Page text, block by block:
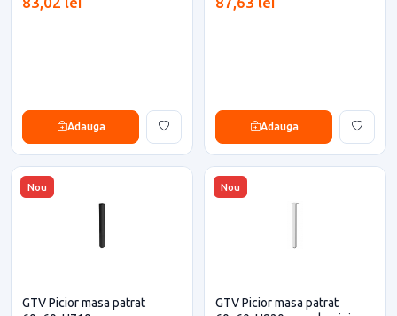
Adauga Adauga
Nou
GTV Picior masa patrat
Nou
GTV Picior masa patrat